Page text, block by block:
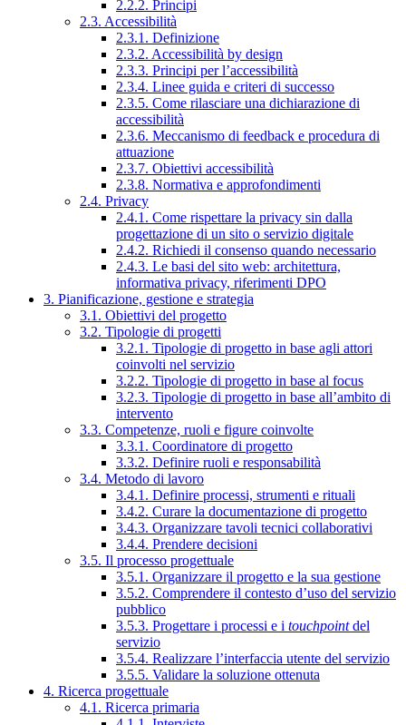
2.2.2. Principi
2.3. Accessibilità
2.3.1. Definizione
2.3.2. Accessibilità by design
2.3.3. Principi per l’accessibilità
2.3.4. Linee guida e criteri di successo
2.3.5. Come rilasciare una dichiarazione di
accessibilità
2.3.6. Meccanismo di feedback e procedura di
attuazione
2.3.7. Obiettivi accessibilità
2.3.8. Normativa e approfondimenti
2.4. Privacy
2.4.1. Come rispettare la privacy sin dalla
progettazione di un sito o servizio digitale
2.4.2. Richiedi il consenso quando necessario
2.4.3. Le basi del sito web: architettura,
informativa privacy, riferimenti DPO
3. Pianificazione, gestione e strategia
3.1. Obiettivi del progetto
3.2. Tipologie di progetti
3.2.1. Tipologie di progetto in base agli attori
coinvolti nel servizio
3.2.2. Tipologie di progetto in base al focus
3.2.3. Tipologie di progetto in base all’ambito di
intervento
3.3. Competenze, ruoli e figure coinvolte
3.3.1. Coordinatore di progetto
3.3.2. Definire ruoli e responsabilità
3.4. Metodo di lavoro
3.4.1. Definire processi, strumenti e rituali
3.4.2. Curare la documentazione di progetto
3.4.3. Organizzare tavoli tecnici collaborativi
3.4.4. Prendere decisioni
3.5. Il processo progettuale
3.5.1. Organizzare il progetto e la sua gestione
3.5.2. Comprendere il contesto d’uso del servizio
pubblico
3.5.3. Progettare i processi e i touchpointdel
servizio
3.5.4. Realizzare l’interfaccia utente del servizio
3.5.5. Validare la soluzione ottenuta
4. Ricerca progettuale
4.1. Ricerca primaria